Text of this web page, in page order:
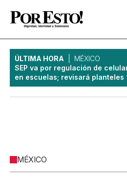
ÚLTIMA HORA
MÉXICO
SEP va por regulación de
en escuelas; revisará planteles
MÉXICO